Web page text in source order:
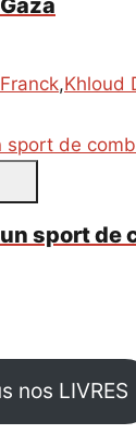
,Khloud
sport de
nos LIVRES